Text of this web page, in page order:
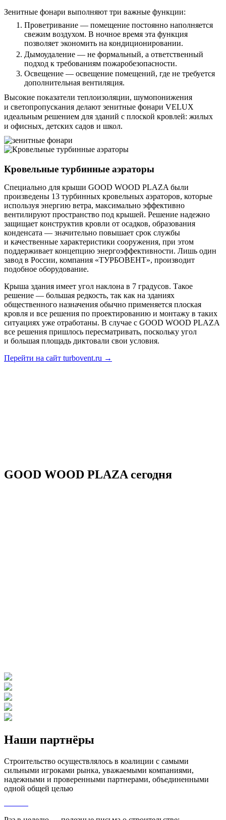
Зенитные фонари выполняют три важные функции:
Проветривание — помещение постоянно наполняется
свежим воздухом. В ночное время эта функция
позволяет экономить на кондиционировании.
Дымоудаление — не формальный, а ответственный
подход к требованиям пожаробезопасности.
Освещение — освещение помещений, где не требуется
дополнительная вентиляция.
Высокие показатели теплоизоляции, шумопонижения
и светопропускания делают зенитные фонари VELUX
идеальным решением для зданий с плоской кровлей: жилых
и офисных, детских садов и школ.
Кровельные турбинные аэраторы
Специально для крыши GOOD WOOD PLAZA были
произведены 13 турбинных кровельных аэраторов, которые
используя энергию ветра, максимально эффективно
вентилируют пространство под крышей. Решение надежно
защищает конструктив кровли от осадков, образования
конденсата — значительно повышает срок службы
и качественные характеристики сооружения, при этом
поддерживает концепцию энергоэффективности. Лишь один
завод в России, компания «ТУРБОВЕНТ», производит
подобное оборудование.
Крыша здания имеет угол наклона в 7 градусов. Такое
решение — большая редкость, так как на зданиях
общественного назначения обычно применяется плоская
кровля и все решения по проектированию и монтажу в таких
ситуациях уже отработаны. В случае с GOOD WOOD PLAZA
все решения пришлось пересматривать, поскольку угол
и большая площадь диктовали свои условия.
Перейти на сайт turbovent.ru →
GOOD WOOD PLAZA сегодня
Наши партнёры
Строительство осуществлялось в коалиции с самыми
сильными игроками рынка, уважаемыми компаниями,
надежными и проверенными партнерами, объединенными
одной общей целью